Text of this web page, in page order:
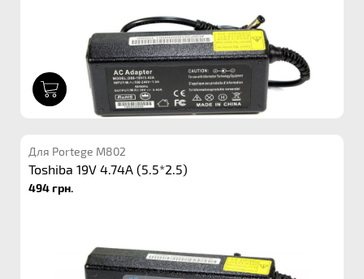
Для Portege M802
Toshiba 19V 4.74A (5.5*2.5)
494 грн.